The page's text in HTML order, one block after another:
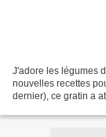
J'adore les légumes
nouvelles recettes
dernier), ce gratin a